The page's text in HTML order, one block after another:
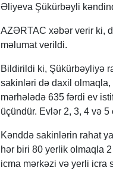
Əliyeva Şükürbəyli
AZƏRTAC xəbər verir ki,
məlumat verildi.
Bildirildi ki, Şükürbəyliyə
sakinləri də daxil
mərhələdə 635 fərdi ev
üçündür. Evlər 2, 3, 4 və 5
Kənddə sakinlərin rahat
hər biri 80 yerlik olmaqla
icma mərkəzi və yerli icra